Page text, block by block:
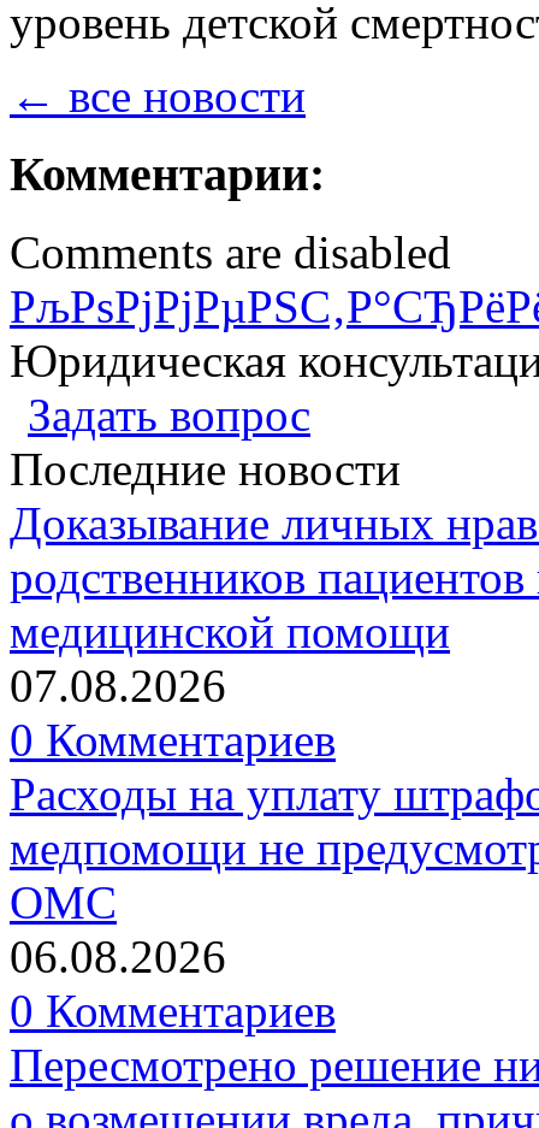
уровень детской
← все новости
Комментарии:
Comments are disabled
Юридическая
Задать вопрос
Последние новости
Доказывание личных
родственников
медицинской помощи
07.08.2026
0 Комментариев
Расходы на уплату
медпомощи не
ОМС
06.08.2026
0 Комментариев
Пересмотрено решение